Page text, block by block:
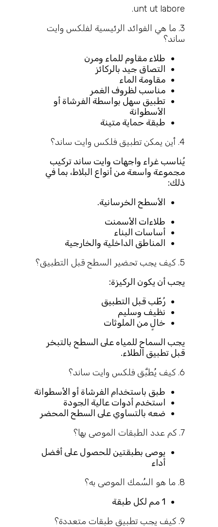
unt ut labore.
3. ما هي الفوائد الرئيسية لفلكس وايت
ساند؟
طلاء مقاوم للماء ومرن
التصاق جيد بالركائز
مقاومة الماء
مناسب لظروف الغمر
تطبيق سهل بواسطة الفرشاة أو
الأسطوانة
طبقة حماية متينة
4. أين يمكن تطبيق فلكس وايت ساند؟
يُناسب غراء واجهات وايت ساند تركيب
مجموعة واسعة من أنواع البلاط، بما في
ذلك:
الأسطح الخرسانية.
طلاءات الأسمنت
أساسات البناء
المناطق الداخلية والخارجية
5. كيف يجب تحضير السطح قبل التطبيق؟
يجب أن يكون الركيزة:
رُطّب قبل التطبيق
نظيف وسليم
خالٍ من الملوثات
يجب السماح للمياه على السطح بالتبخر
قبل تطبيق الطلاء.
6. كيف يُطبَّق فلكس وايت ساند؟
طبق باستخدام الفرشاة أو الأسطوانة
استخدم أدوات عالية الجودة
ضعه بالتساوي على السطح المحضر
7. كم عدد الطبقات الموصى بها؟
يوصى بطبقتين للحصول على أفضل
أداء
8. ما هو السُمك الموصى به؟
1 مم لكل طبقة
9. كيف يجب تطبيق طبقات متعددة؟